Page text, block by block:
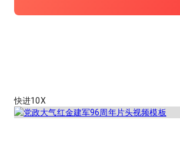
快进10X